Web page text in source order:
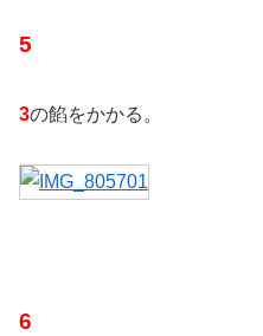
5
3の餡をかかる。
6